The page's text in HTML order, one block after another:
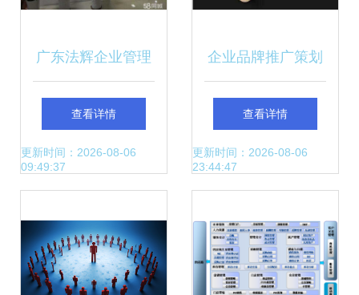
广东法辉企业管理
咨询
查看详情
更新时间：2026-08-06
09:49:37
企业品牌推广策划
公司与管理咨询 一
加一大于二的价值
查看详情
更新时间：2026-08-06
23:44:47